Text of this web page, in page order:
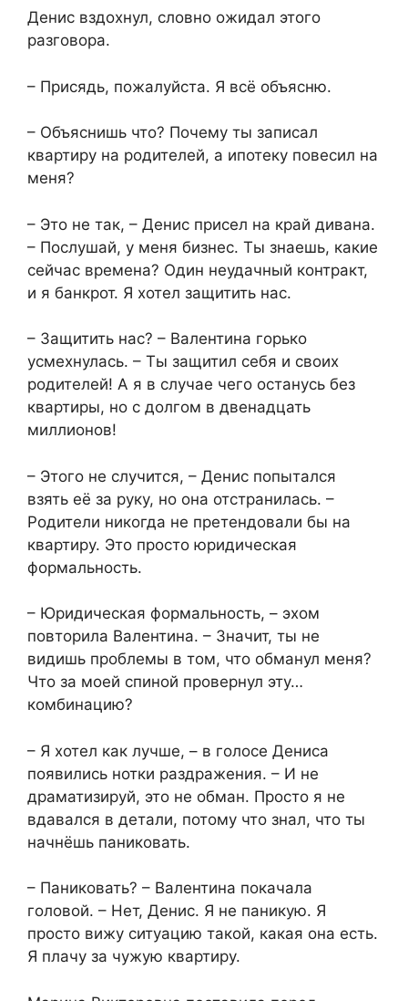
Денис вздохнул, словно ожидал этого
разговора.
– Присядь, пожалуйста. Я всё объясню.
– Объяснишь что? Почему ты записал
квартиру на родителей, а ипотеку повесил на
меня?
– Это не так, – Денис присел на край дивана.
– Послушай, у меня бизнес. Ты знаешь, какие
сейчас времена? Один неудачный контракт,
и я банкрот. Я хотел защитить нас.
– Защитить нас? – Валентина горько
усмехнулась. – Ты защитил себя и своих
родителей! А я в случае чего останусь без
квартиры, но с долгом в двенадцать
миллионов!
– Этого не случится, – Денис попытался
взять её за руку, но она отстранилась. –
Родители никогда не претендовали бы на
квартиру. Это просто юридическая
формальность.
– Юридическая формальность, – эхом
повторила Валентина. – Значит, ты не
видишь проблемы в том, что обманул меня?
Что за моей спиной провернул эту…
комбинацию?
– Я хотел как лучше, – в голосе Дениса
появились нотки раздражения. – И не
драматизируй, это не обман. Просто я не
вдавался в детали, потому что знал, что ты
начнёшь паниковать.
– Паниковать? – Валентина покачала
головой. – Нет, Денис. Я не паникую. Я
просто вижу ситуацию такой, какая она есть.
Я плачу за чужую квартиру.